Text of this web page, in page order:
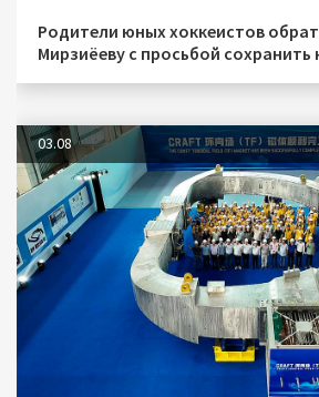
Родители юных хоккеистов
Мирзиёеву с просьбой сохранить
03.08